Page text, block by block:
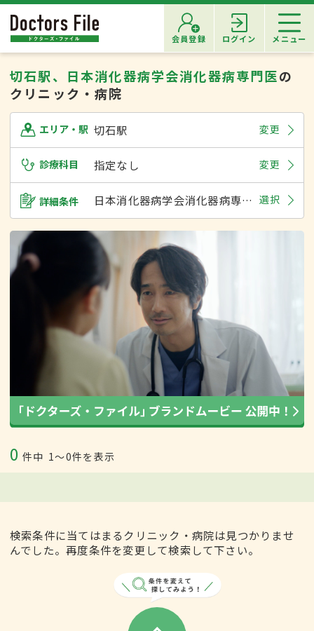
会員登録 ログイン メニュー
切石駅、日本消化器病学会消化器病専門医の
クリニック・病院
エリア・駅 切石駅 変更
診療科目 指定なし 変更
詳細条件 日本消化器病学会消化器病専門医 選択
0 件中 1〜0件を表示
検索条件に当てはまるクリニック・病院は見つかりませ
んでした。再度条件を変更して検索して下さい。